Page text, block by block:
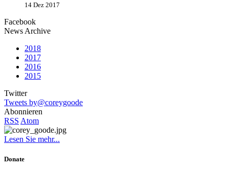
14 Dez 2017
Facebook
News Archive
2018
2017
2016
2015
Twitter
Tweets by@coreygoode
Abonnieren
RSS Atom
Lesen Sie mehr...
Donate